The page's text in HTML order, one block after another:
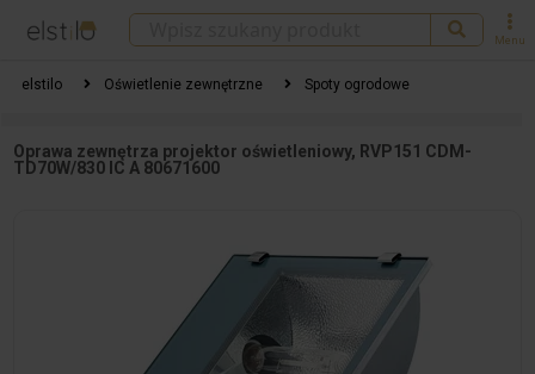
Menu
elstilo Oświetlenie zewnętrzne Spoty ogrodowe
Oprawa zewnętrza projektor oświetleniowy, RVP151 CDM-
TD70W/830 IC A 80671600